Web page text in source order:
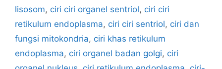
lisosom, ciri ciri organel sentriol, ciri ciri
retikulum endoplasma, ciri ciri sentriol, ciri dan
fungsi mitokondria, ciri khas retikulum
endoplasma, ciri organel badan golgi, ciri